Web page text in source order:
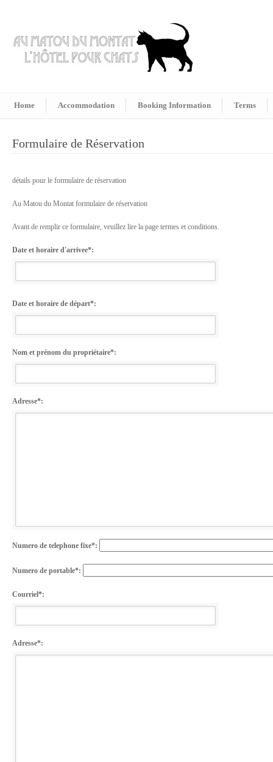
Home Accommodation Booking Information Terms
Formulaire de Réservation
détails pour le formulaire de réservation
Au Matou du Montat formulaire de réservation
Avant de remplir ce formulaire, veuillez lire la page termes et conditions.
Date et horaire d'arrivee*:
Date et horaire de départ*:
Nom et prénom du propriétaire*:
Adresse*:
Numero de telephone fixe*:
Numero de portable*:
Courriel*:
Adresse*: